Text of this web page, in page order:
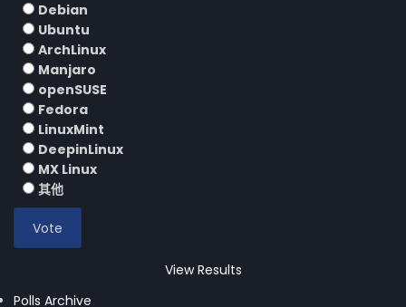
Debian
Ubuntu
ArchLinux
Manjaro
openSUSE
Fedora
LinuxMint
DeepinLinux
MX Linux
其他
View Results
Polls Archive